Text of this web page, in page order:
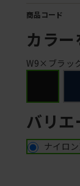
商品コード
カラ
W9×ブラッ
バリエ
ナイロ